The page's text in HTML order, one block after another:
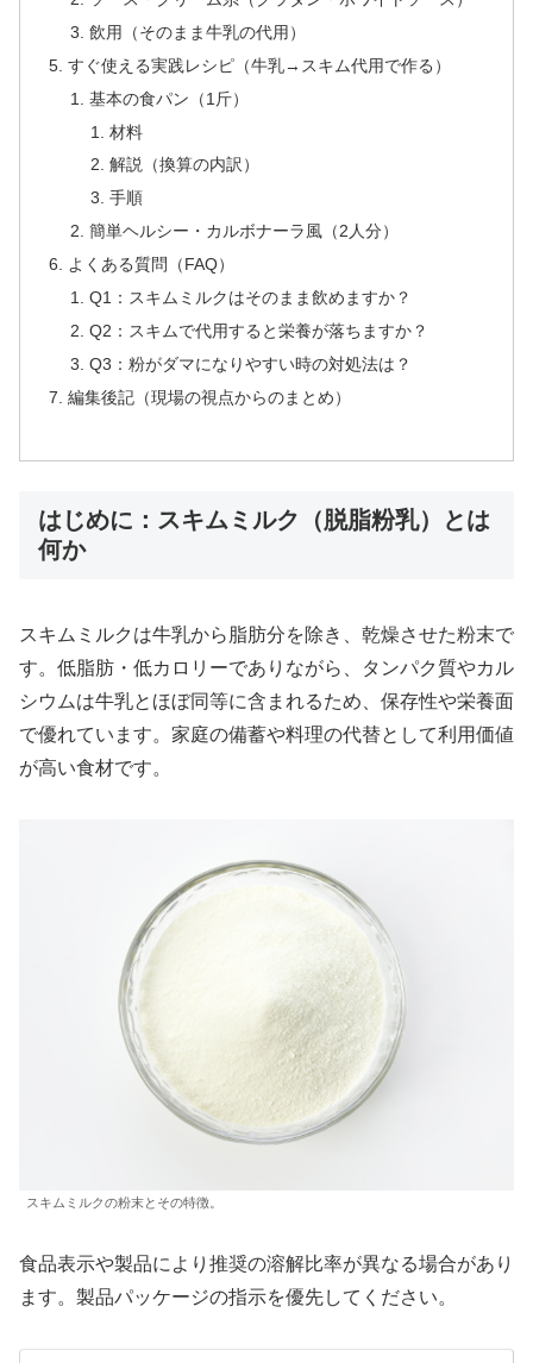
飲用（そのまま牛乳の代用）
すぐ使える実践レシピ（牛乳→スキム代用で作る）
基本の食パン（1斤）
材料
解説（換算の内訳）
手順
簡単ヘルシー・カルボナーラ風（2人分）
よくある質問（FAQ）
Q1：スキムミルクはそのまま飲めますか？
Q2：スキムで代用すると栄養が落ちますか？
Q3：粉がダマになりやすい時の対処法は？
編集後記（現場の視点からのまとめ）
はじめに：スキムミルク（脱脂粉乳）とは
何か
スキムミルクは牛乳から脂肪分を除き、乾燥させた粉末で
す。低脂肪・低カロリーでありながら、タンパク質やカル
シウムは牛乳とほぼ同等に含まれるため、保存性や栄養面
で優れています。家庭の備蓄や料理の代替として利用価値
が高い食材です。
スキムミルクの粉末とその特徴。
食品表示や製品により推奨の溶解比率が異なる場合があり
ます。製品パッケージの指示を優先してください。